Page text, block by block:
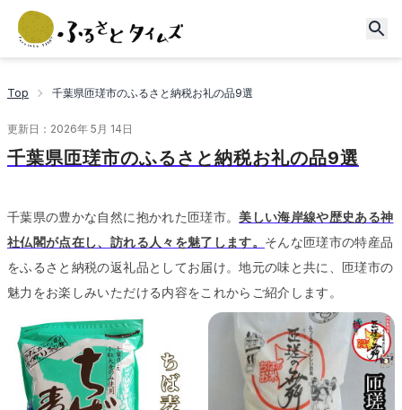
Top 千葉県匝瑳市のふるさと納税お礼の品9選
更新日： 2026年 5月 14日
千葉県匝瑳市のふるさと納税お礼の品9選
千葉県の豊かな自然に抱かれた匝瑳市。美しい海岸線や歴史ある神
社仏閣が点在し、訪れる人々を魅了します。 そんな匝瑳市の特産品
をふるさと納税の返礼品としてお届け。地元の味と共に、匝瑳市の
魅力をお楽しみいただける内容をこれからご紹介します。